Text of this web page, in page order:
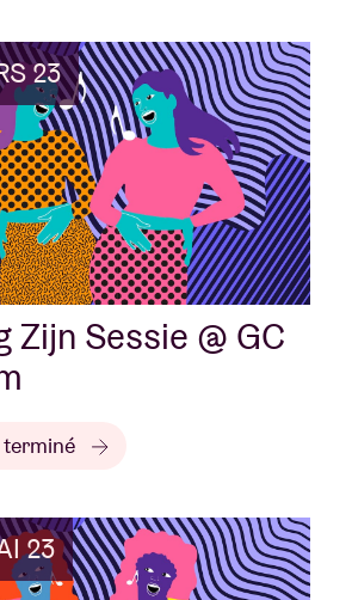
23
Zijn Sessie @ GC
terminé
23